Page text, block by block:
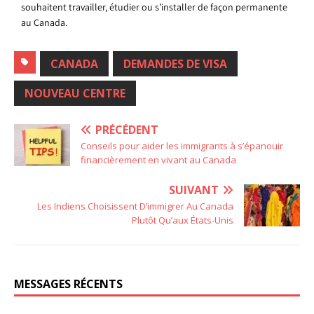
souhaitent travailler, étudier ou s’installer de façon permanente
au Canada.
CANADA
DEMANDES DE VISA
NOUVEAU CENTRE
PRÉCÉDENT
Conseils pour aider les immigrants à s’épanouir
financièrement en vivant au Canada
SUIVANT
Les Indiens Choisissent D’immigrer Au Canada
Plutôt Qu’aux États-Unis
MESSAGES RÉCENTS